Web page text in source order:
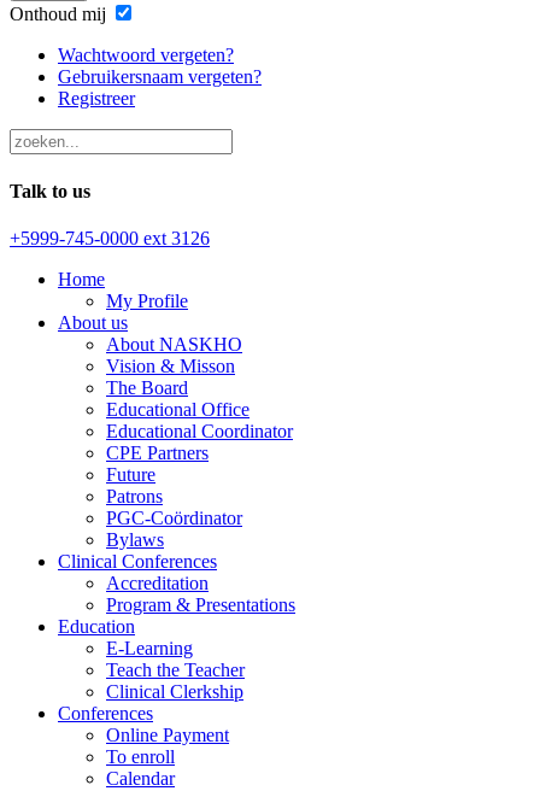
Onthoud mij
Wachtwoord vergeten?
Gebruikersnaam vergeten?
Registreer
Talk to us
+5999-745-0000 ext 3126
Home
My Profile
About us
About NASKHO
Vision & Misson
The Board
Educational Office
Educational Coordinator
CPE Partners
Future
Patrons
PGC-Coördinator
Bylaws
Clinical Conferences
Accreditation
Program & Presentations
Education
E-Learning
Teach the Teacher
Clinical Clerkship
Conferences
Online Payment
To enroll
Calendar